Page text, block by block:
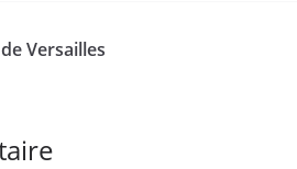
Versailles